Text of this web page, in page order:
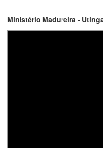
Ministério Madureira -